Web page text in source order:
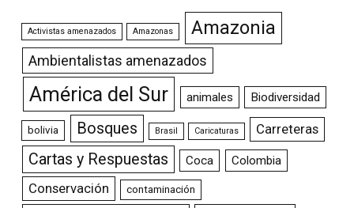
Activistas amenazados Amazonas Amazonia
Ambientalistas amenazados
América del Sur animales Biodiversidad
bolivia Bosques Brasil Caricaturas Carreteras
Cartas y Respuestas Coca Colombia
Conservación contaminación